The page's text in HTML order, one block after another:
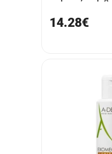
14.28€